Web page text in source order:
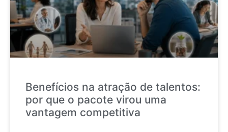
Benefícios na atração de talentos:
por que o pacote virou uma
vantagem competitiva